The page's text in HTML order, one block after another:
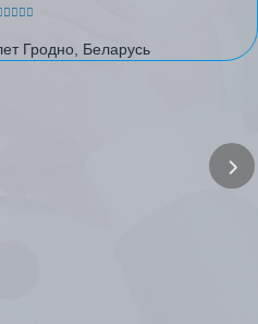
Гродно, Беларусь